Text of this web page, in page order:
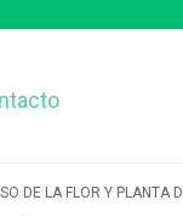
DE LA FLOR Y PLANTA